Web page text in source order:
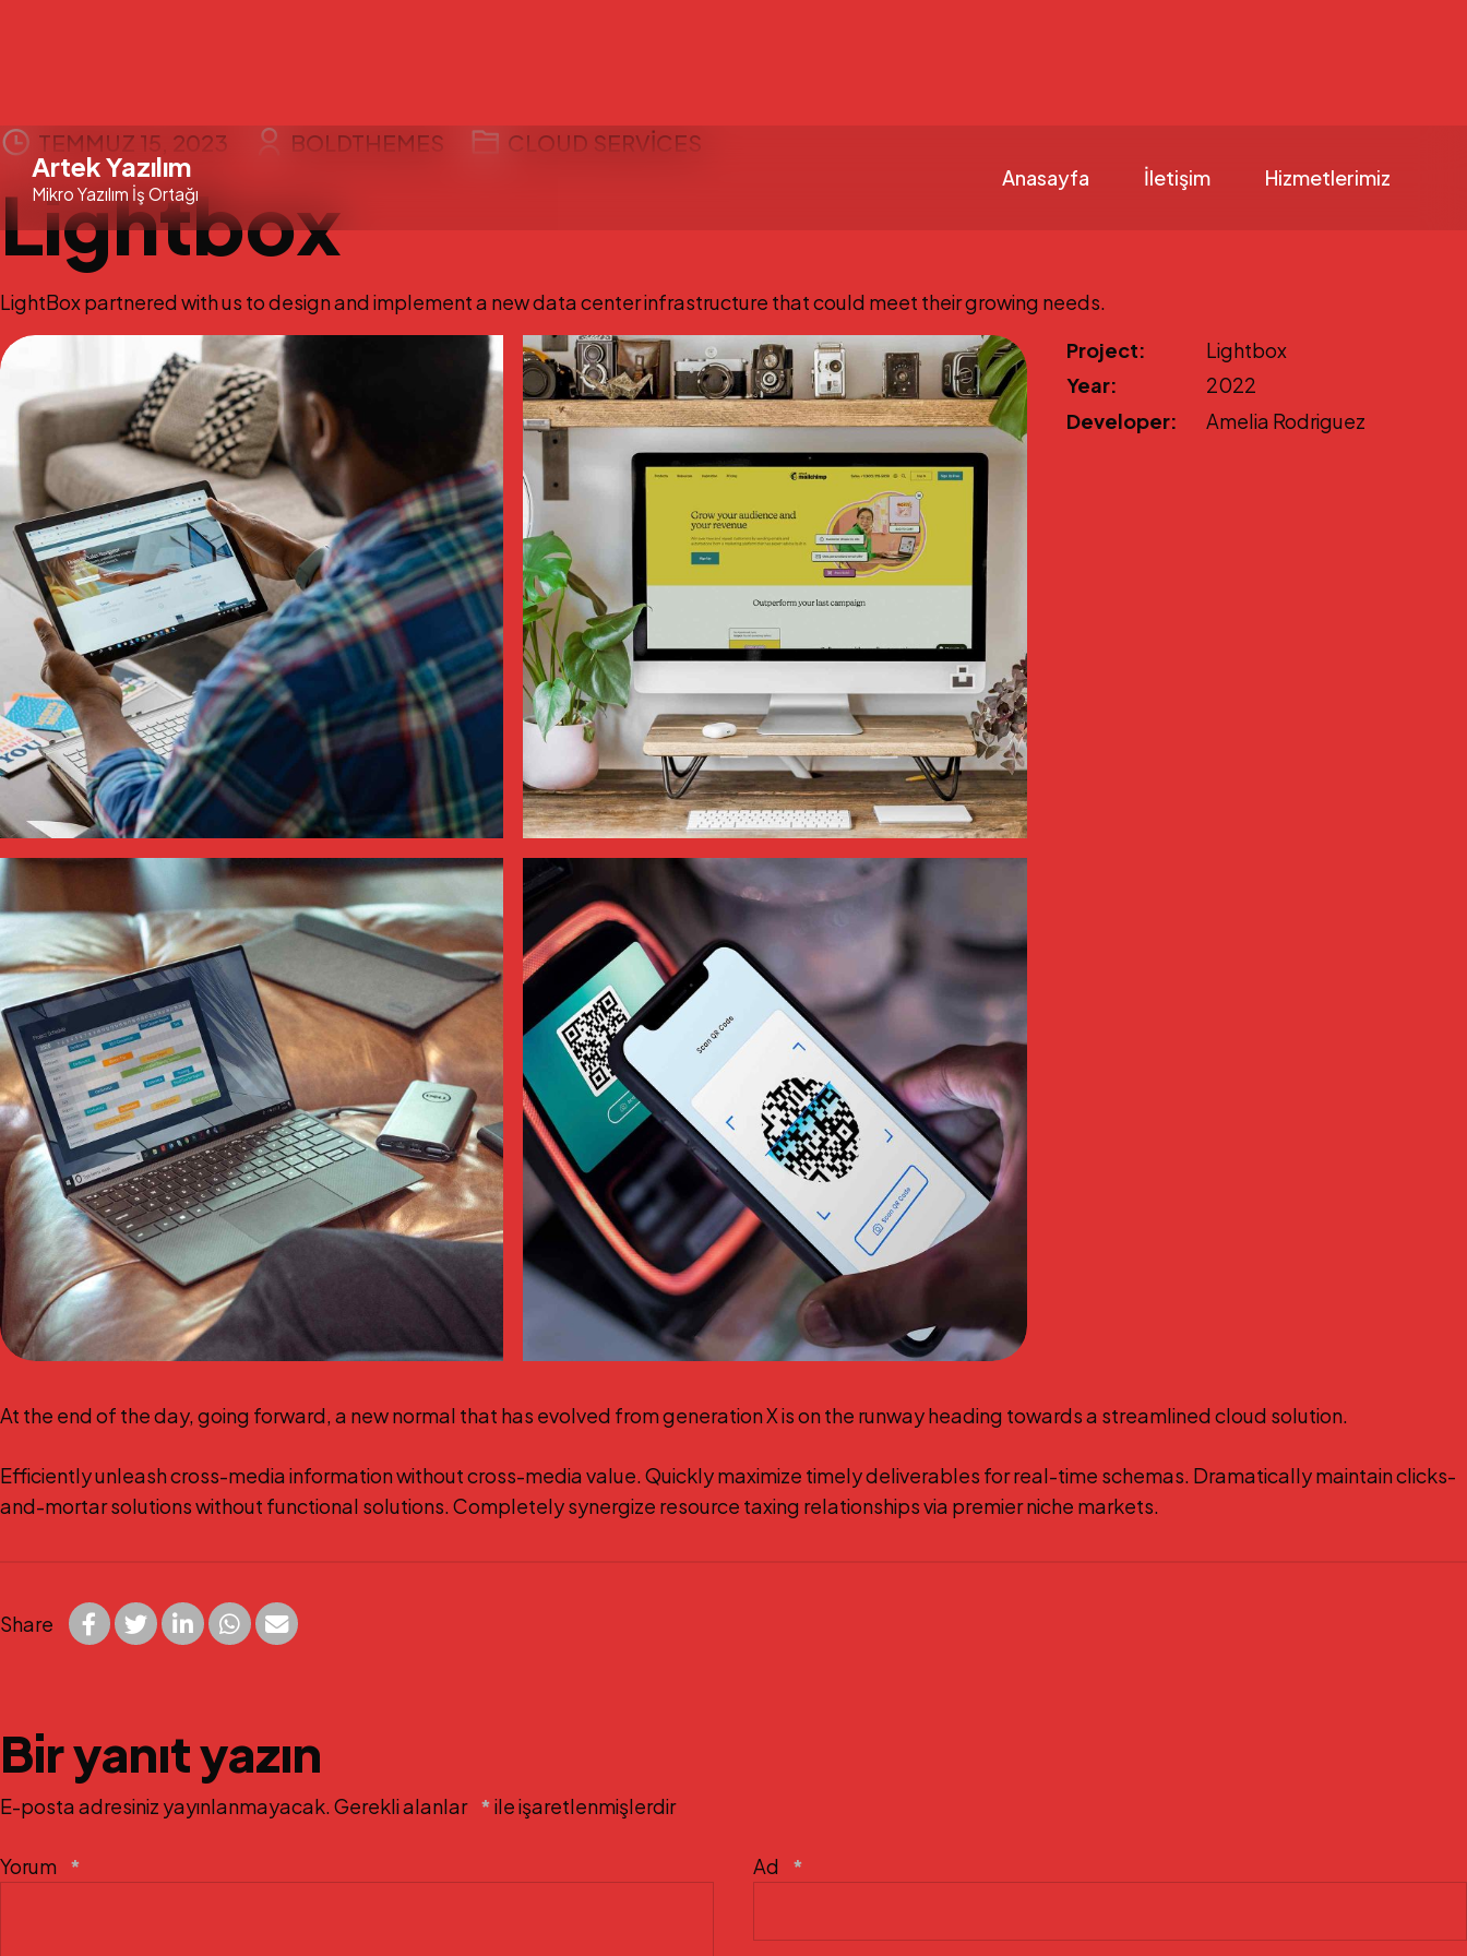
Skip
content
Artek Yazılım
Mikro Yazılım İş Ortağı
Anasayfa İletişim Hizmetlerimiz
TEMMUZ 15, 2023 BOLDTHEMES CLOUD SERVICES
Lightbox
LightBox partnered with us to design and implement a new data center infrastructure that could meet their growing needs.
Project:
Lightbox
Year:
2022
Developer:
Amelia Rodriguez
At the end of the day, going forward, a new normal that has evolved from generation X is on the runway heading towards a streamlined cloud solution.
Efficiently unleash cross-media information without cross-media value. Quickly maximize timely deliverables for real-time schemas. Dramatically maintain clicks-
and-mortar solutions without functional solutions. Completely synergize resource taxing relationships via premier niche markets.
Share
Bir yanıt yazın
E-posta adresiniz yayınlanmayacak.Gerekli alanlar *ile işaretlenmişlerdir
Yorum * Ad *